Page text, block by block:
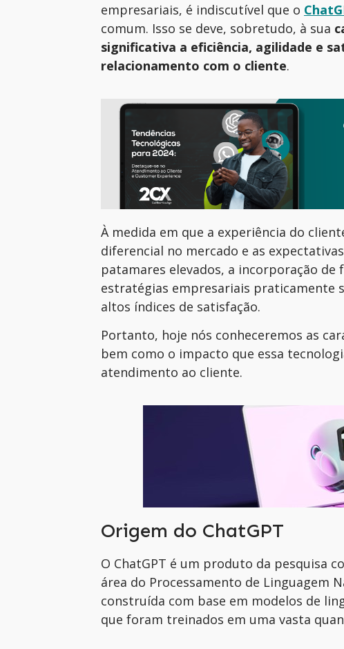
empresariais, é indiscutível que o
comum. Isso se deve, sobretudo, à sua
significativa a eficiência, agilidade e
relacionamento com o cliente.
À medida em que a experiência do
diferencial no mercado e as
patamares elevados, a incorporação de
estratégias empresariais praticamente
altos índices de satisfação.
Portanto, hoje nós conheceremos as
bem como o impacto que essa
atendimento ao cliente.
Origem do ChatGPT
O ChatGPT é um produto da pesquisa
área do Processamento de Linguagem
construída com base em modelos de
que foram treinados em uma vasta